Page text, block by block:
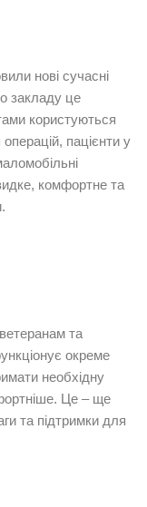
нові сучасні
закладу це
користуються
пацієнти у
комфортне та
та
окреме
необхідну
Це – ще
та підтримки для